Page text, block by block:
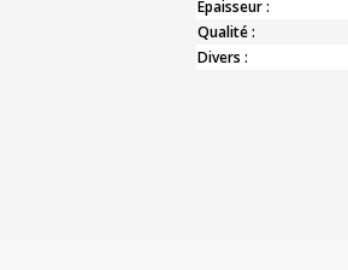
Epaisseur :
Qualité :
Divers :